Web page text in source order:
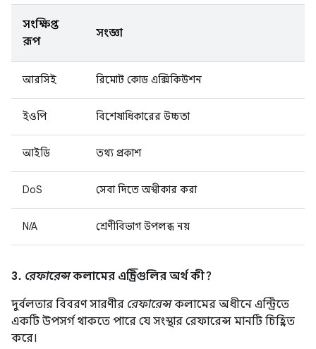
সংক্ষিপ্ত
রূপ
সংজ্ঞা
আরসিই রিমোট কোড এক্সিকিউশন
ইওপি বিশেষাধিকারের উচ্চতা
আইডি তথ্য প্রকাশ
DoS সেবা দিতে অস্বীকার করা
N/A শ্রেণীবিভাগ উপলব্ধ নয়
3. রেফারেন্সকলামের এন্ট্রিগুলির অর্থ কী?
দুর্বলতার বিবরণ সারণীর রেফারেন্সকলামের অধীনে এন্ট্রিতে
একটি উপসর্গ থাকতে পারে যে সংস্থার রেফারেন্স মানটি চিহ্নিত
করে।